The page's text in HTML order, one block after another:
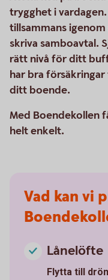
trygghet i
tillsammans
skriva samboavtal.
rätt nivå för ditt
har bra
ditt boende.
Med Boendekollen
helt enkelt.
Vad kan vi
Lånelöfte
Flytta till